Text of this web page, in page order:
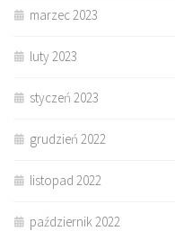
marzec 2023
luty 2023
styczeń 2023
grudzień 2022
listopad 2022
październik 2022